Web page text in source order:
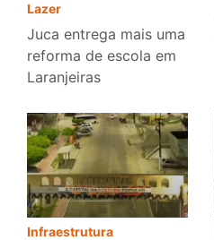
Lazer
Juca entrega mais uma
reforma de escola em
Laranjeiras
Infraestrutura